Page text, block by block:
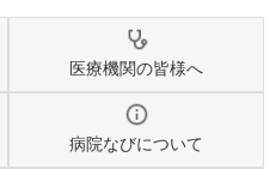
医療機関の皆様へ
病院なびについて